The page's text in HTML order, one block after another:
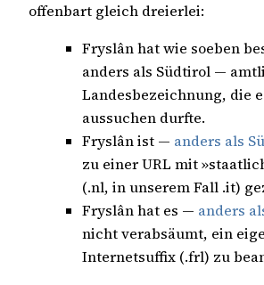
offenbart gleich dreierlei:
Fryslân hat wie soeben
anders als Südtirol —
Landesbezeichnung, die
aussuchen durfte.
Fryslân ist — anders als
zu einer URL mit
(.nl, in unserem Fall .it)
Fryslân hat es — anders
nicht verabsäumt, ein
Internetsuffix (.frl) zu